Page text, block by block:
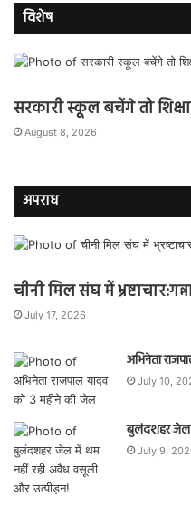
विशेष
सरकारी स्कूल बचेंगे तो
August 8, 2026
अपराध
चीनी मिल संघ में
July 17, 2026
अभिनेता
July 10,
बुलंदशहर जेल
July 9,